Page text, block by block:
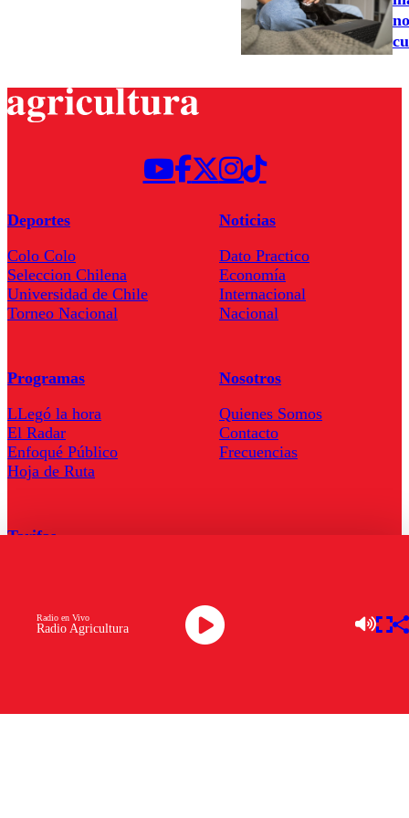
Radio Agricultura
Radio en Vivo
Deportes
Colo Colo
Seleccion Chilena
Universidad de Chile
Torneo Nacional
Noticias
Dato Practico
Economía
Internacional
Nacional
Programas
LLegó la hora
El Radar
Enfoqué Público
Hoja de Ruta
Nosotros
Quienes Somos
Contacto
Frecuencias
Tarifas
Descarga la APP